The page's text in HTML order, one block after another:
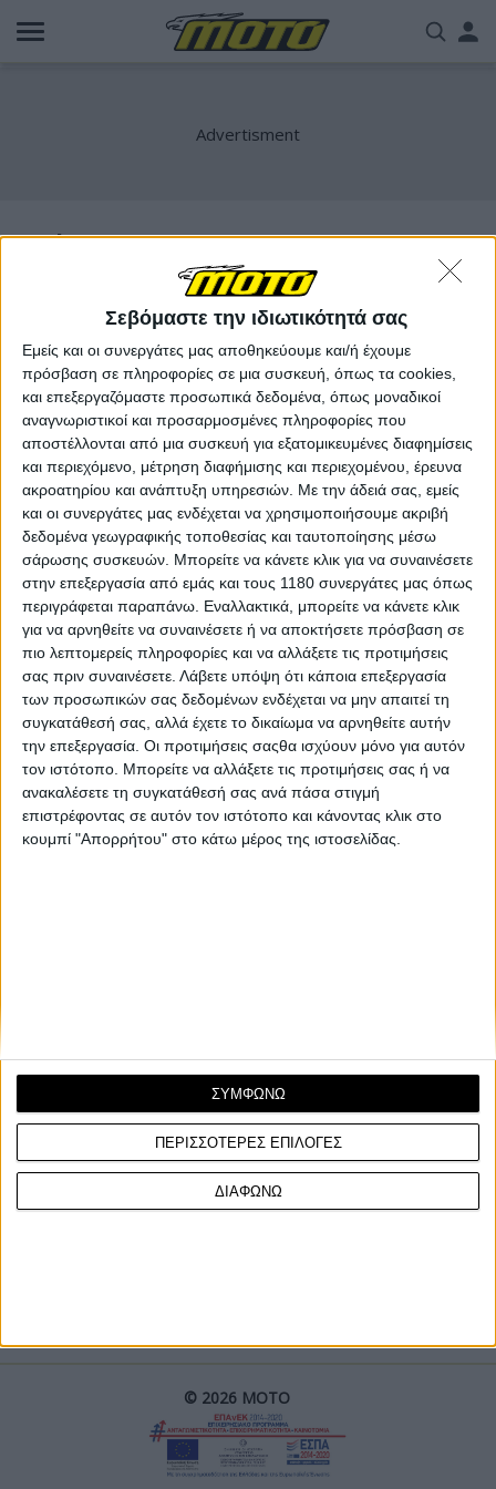
Σεβόμαστε την ιδιωτικότητά σας
Εμείς και οι συνεργάτες μας αποθηκεύουμε και/ή έχουμε
πρόσβαση σε πληροφορίες σε μια συσκευή, όπως τα cookies,
και επεξεργαζόμαστε προσωπικά δεδομένα, όπως μοναδικοί
αναγνωριστικοί και προσαρμοσμένες πληροφορίες που
αποστέλλονται από μια συσκευή για εξατομικευμένες διαφημίσεις
και περιεχόμενο, μέτρηση διαφήμισης και περιεχομένου, έρευνα
ακροατηρίου και ανάπτυξη υπηρεσιών. Με την άδειά σας, εμείς
και οι συνεργάτες μας ενδέχεται να χρησιμοποιήσουμε ακριβή
δεδομένα γεωγραφικής τοποθεσίας και ταυτοποίησης μέσω
σάρωσης συσκευών. Μπορείτε να κάνετε κλικ για να συναινέσετε
στην επεξεργασία από εμάς και τους 1180 συνεργάτες μας όπως
περιγράφεται παραπάνω. Εναλλακτικά, μπορείτε να κάνετε κλικ
για να αρνηθείτε να συναινέσετε ή να αποκτήσετε πρόσβαση σε
πιο λεπτομερείς πληροφορίες και να αλλάξετε τις προτιμήσεις
σας πριν συναινέσετε. Λάβετε υπόψη ότι κάποια επεξεργασία
των προσωπικών σας δεδομένων ενδέχεται να μην απαιτεί τη
συγκατάθεσή σας, αλλά έχετε το δικαίωμα να αρνηθείτε αυτήν
την επεξεργασία. Οι προτιμήσεις σαςθα ισχύουν μόνο για αυτόν
τον ιστότοπο. Μπορείτε να αλλάξετε τις προτιμήσεις σας ή να
ανακαλέσετε τη συγκατάθεσή σας ανά πάσα στιγμή
επιστρέφοντας σε αυτόν τον ιστότοπο και κάνοντας κλικ στο
κουμπί "Απορρήτου" στο κάτω μέρος της ιστοσελίδας.
ΠΕΡΙΣΣΟΤΕΡΕΣ ΕΠΙΛΟΓΕΣ
ΔΙΑΦΩΝΩ
ΣΥΜΦΩΝΩ
Παράκαμψη
προς
retirement
World Superbike 26/8/2025
WSBK: Η καριέρα του Jonathan Rea σε αριθμούς -
Σταματά στο τέλος 2025
Με τον εξάκις πρωταθλητή να έχει ανακοινώσει την
απόσυρσή του από την ενεργό αγωνιστική δράση στο τέλος
της χρονιάς, όπως θα είδατε εχθές, ας δούμε μερικά από τα
πιο εντυπωσιακά νούμερα της καριέρας τ...
Υπόλοιπα πρωταθλήματα
Kevin Benavides - Κρεμάει το κράνος του ο δις
νικητής του Dakar
Ο δύο φορές νικητής του Dakar, Kevin Benavides,
ΓΙΝΕ ΣΥΝΔΡΟΜΗΤΗΣ
Επικοινωνία
© 2026 ΜΟΤΟ